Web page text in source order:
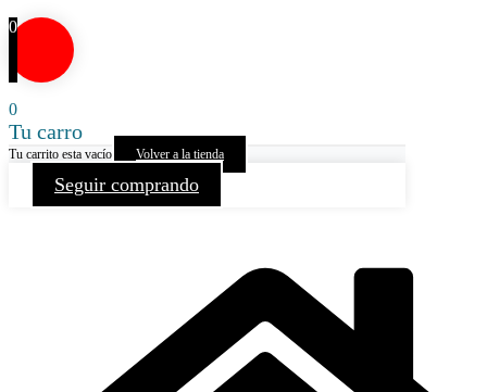
0
0
Tu carro
Tu carrito esta vacío Volver a la tienda
Seguir comprando